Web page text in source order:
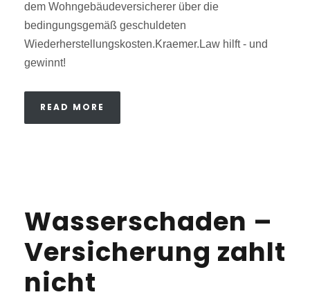
dem Wohngebäudeversicherer über die
bedingungsgemäß geschuldeten
Wiederherstellungskosten.Kraemer.Law hilft - und
gewinnt!
READ MORE
Wasserschaden –
Versicherung zahlt
nicht